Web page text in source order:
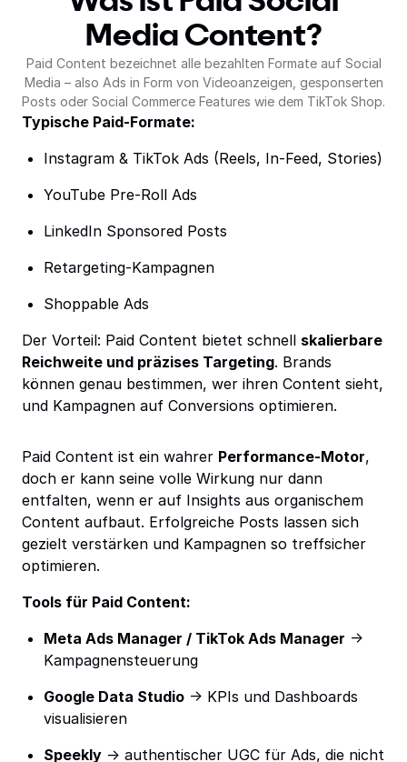
Media Content?
Paid Content bezeichnet alle bezahlten Formate auf Social
Media – also Ads in Form von Videoanzeigen, gesponserten
Posts oder Social Commerce Features wie dem TikTok Shop.
Typische Paid-Formate:
Instagram & TikTok Ads (Reels, In-Feed, Stories)
YouTube Pre-Roll Ads
LinkedIn Sponsored Posts
Retargeting-Kampagnen
Shoppable Ads
Der Vorteil: Paid Content bietet schnell skalierbare
Reichweite und präzises Targeting. Brands
können genau bestimmen, wer ihren Content sieht,
und Kampagnen auf Conversions optimieren.
Paid Content ist ein wahrer Performance-Motor,
doch er kann seine volle Wirkung nur dann
entfalten, wenn er auf Insights aus organischem
Content aufbaut. Erfolgreiche Posts lassen sich
gezielt verstärken und Kampagnen so treffsicher
optimieren.
Tools für Paid Content:
Meta Ads Manager / TikTok Ads Manager →
Kampagnensteuerung
Google Data Studio → KPIs und Dashboards
visualisieren
Speekly → authentischer UGC für Ads, die nicht